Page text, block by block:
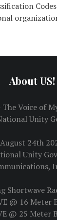
Codes
About US!
The Voice of
Unity
24th
Unity
Shortwave
@ 16 Meter
@ 25 Meter